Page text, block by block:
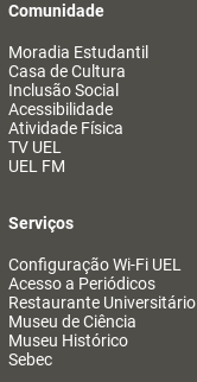
Comunidade
Moradia Estudantil
Casa de Cultura
Inclusão Social
Acessibilidade
Atividade Física
TV UEL
UEL FM
Serviços
Configuração Wi-Fi UEL
Acesso a Periódicos
Restaurante Universitário
Museu de Ciência
Museu Histórico
Sebec